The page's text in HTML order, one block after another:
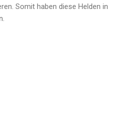
Somit haben diese Helden in